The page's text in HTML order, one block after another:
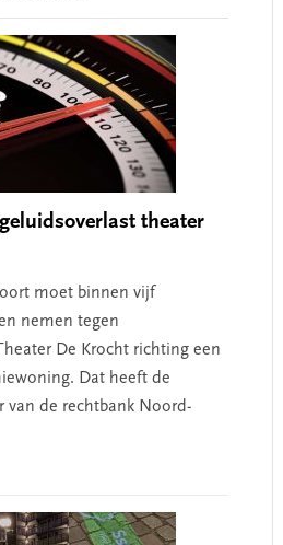
theater
moet binnen vijf
nemen tegen
De Krocht richting een
Dat heeft de
van de rechtbank Noord-